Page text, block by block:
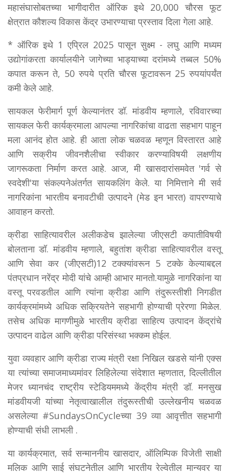
महासंघासोबतच्या भागीदारीत ऑरिक इथे 20,000 चौरस फूट
क्षेत्रात कौशल्य विकास केंद्र उभारण्याचा प्रस्ताव दिला गेला आहे.
* ऑरिक इथे 1 एप्रिल 2025 पासून सुक्ष्म - लघु आणि मध्यम
उद्योगांकरता कार्यालयीने जागेच्या भाड्याच्या दरांमध्ये तब्बल 50%
कपात करून ते, 50 रुपये प्रति चौरस फूटावरून 25 रुपयांपर्यंत
कमी केले आहे.
सायकल फेरीमार्ग पूर्ण केल्यानंतर डॉ. मांडवीय म्हणाले, रविवारच्या
सायकल फेरी कार्यक्रमाला आपल्या नागरिकांचा वाढता सहभाग पाहून
मला आनंद होत आहे. ही आता लोक चळवळ म्हणून विस्तारत आहे
आणि सक्रीय जीवनशैलीचा स्वीकार करण्याविषयी लक्षणीय
जागरूकता निर्माण करत आहे. आज, मी खासदारांसमवेत 'गर्व से
स्वदेशी'या संकल्पनेअंतर्गत सायकलिंग केले. या निमित्ताने मी सर्व
नागरिकांना भारतीय बनावटीची उत्पादने (मेड इन भारत) वापरण्याचे
आवाहन करतो.
क्रीडा साहित्यावरील अलीकडेच झालेल्या जीएसटी कपातीविषयी
बोलताना डॉ. मांडवीय म्हणाले, बहुतांश क्रीडा साहित्यावरील वस्तू
आणि सेवा कर (जीएसटी)12 टक्क्यांवरून 5 टक्के केल्याबद्दल
पंतप्रधान नरेंद्र मोदी यांचे आम्ही आभार मानतो.यामुळे नागरिकांना या
वस्तू परवडतील आणि त्यांना क्रीडा आणि तंदुरूस्तीशी निगडीत
कार्यक्रमांमध्ये अधिक सक्रियतेने सहभागी होण्याची प्रेरणा मिळेल.
तसेच अधिक मागणीमुळे भारतीय क्रीडा साहित्य उत्पादन केंद्रांचे
उत्पादन वाढेल आणि क्रीडा परिसंस्था भक्कम होईल.
युवा व्यवहार आणि क्रीडा राज्य मंत्री रक्षा निखिल खडसे यांनी एक्स
या त्यांच्या समाजमाध्यमांवर लिहिलेल्या संदेशात म्हणतात, दिल्लीतील
मेजर ध्यानचंद राष्ट्रीय स्टेडियममध्ये केंद्रीय मंत्री डॉ. मनसुख
मांडवीयजी यांच्या नेतृत्वाखालील तंदुरूस्तीची उल्लेखनीय चळवळ
असलेल्या #SundaysOnCycleच्या 39 व्या आवृत्तीत सहभागी
होण्याची संधी लाभली .
या कार्यक्रमात, सर्व सन्माननीय खासदार, ऑलिम्पिक विजेती साक्षी
मलिक आणि साई संघटनेतील आणि भारतीय रेल्वेतील मान्यवर या